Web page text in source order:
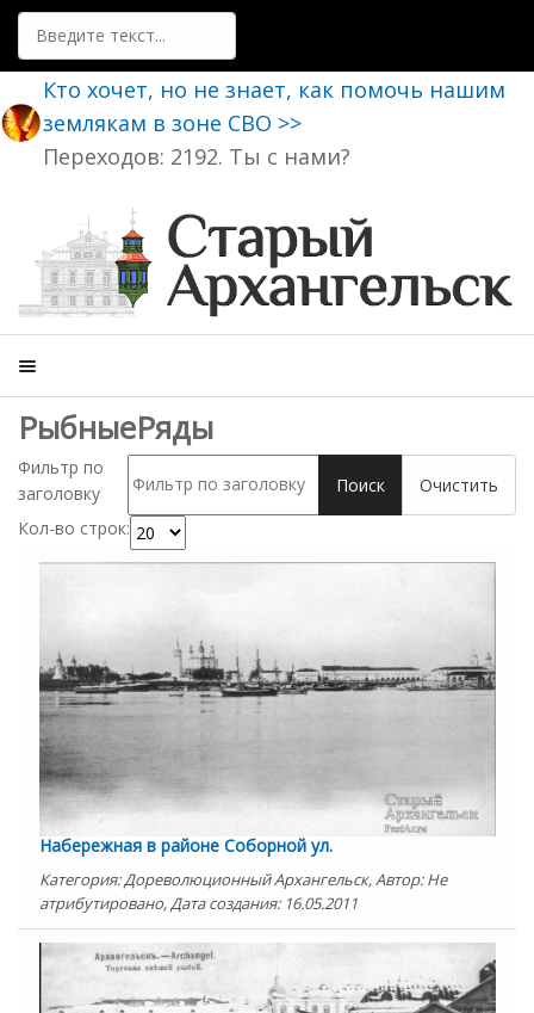
Поиск
Кто хочет, но не знает, как помочь нашим
землякам в зоне СВО >>
Переходов: 2192. Ты с нами?
РыбныеРяды
Фильтр по
заголовку
Поиск
Очистить
Кол-во строк:
Набережная в районе Соборной ул.
Категория: Дореволюционный Архангельск, Автор: Не
атрибутировано, Дата создания: 16.05.2011